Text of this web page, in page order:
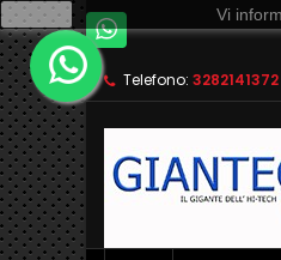
Telefono: 3282141372
Ok Vi